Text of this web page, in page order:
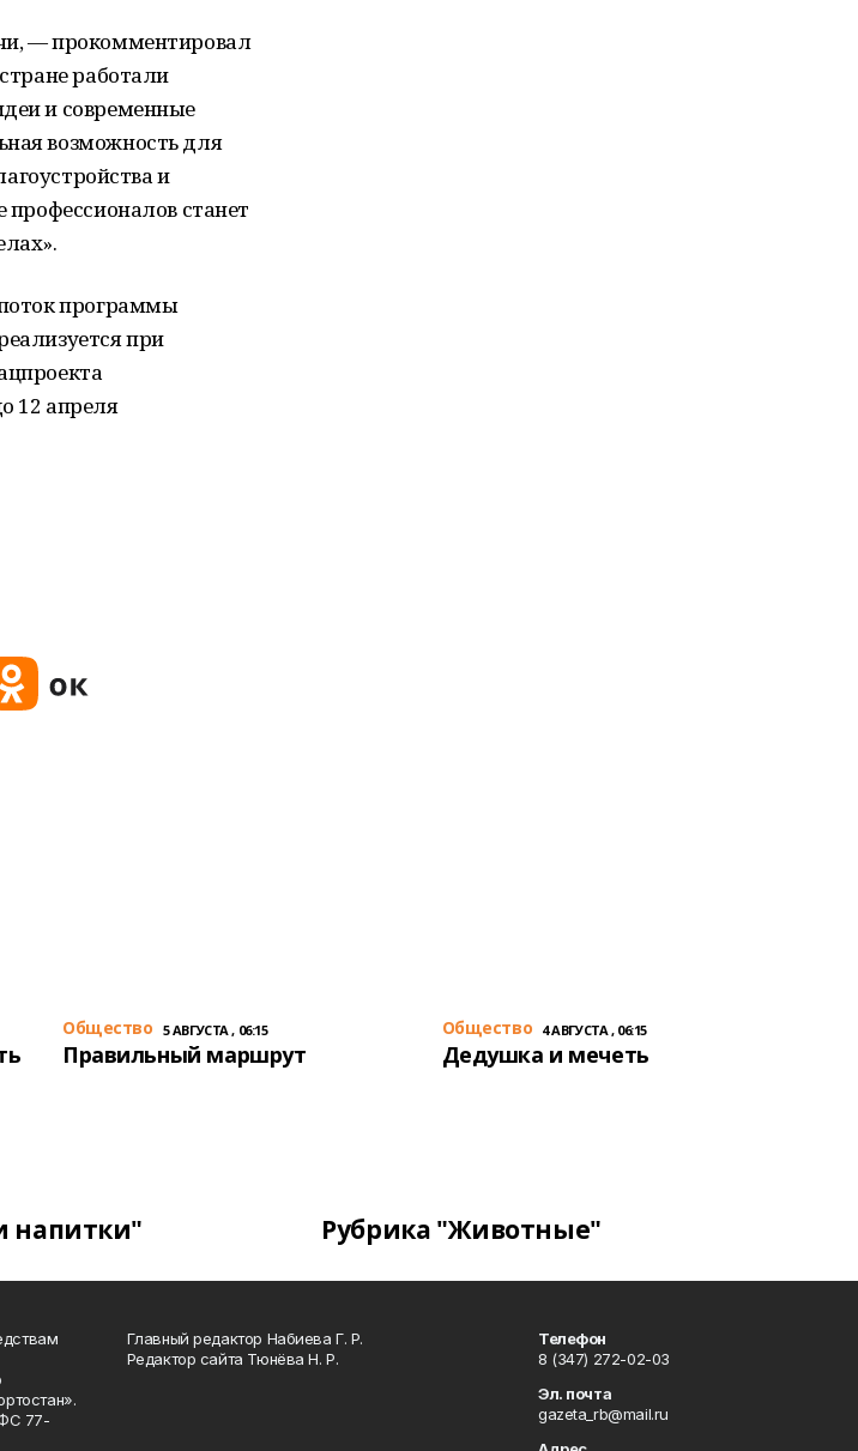
— прокомментировал
работали
и современные
возможность для
и
профессионалов станет
программы
при
12 апреля
Общество 5 АВГУСТА , 06:15
Правильный маршрут
Общество 4 АВГУСТА , 06:15
Дедушка и мечеть
напитки" Рубрика "Животные"
77-
Главный редактор Набиева Г. Р.
Редактор сайта Тюнёва Н. Р.
Телефон
8 (347) 272-02-03
Эл. почта
gazeta_rb@mail.ru